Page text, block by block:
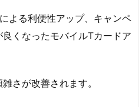
よる利便性アップ、キャンペ
くなったモバイルTカードア
さが改善されます。